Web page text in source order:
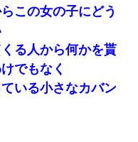
の申し込み、私「無理。
成人したら別れよう」私
らこのまま療養させて下
この女の子にどう
る人から何かを貰
でもなく
いる小さなカバン